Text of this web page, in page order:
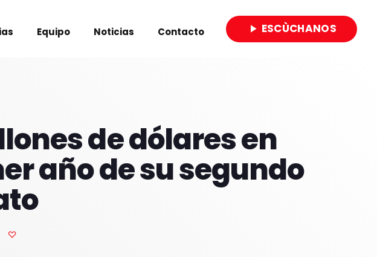
Equipo Noticias Contacto play_arrow ESCÙCHANOS
de dólares en
año de su segundo